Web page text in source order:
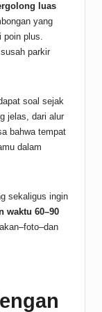
luas
yang
poin plus.
parkir
soal sejak
jelas, dari alur
bahwa tempat
dalam
sekaligus ingin
waktu 60–90